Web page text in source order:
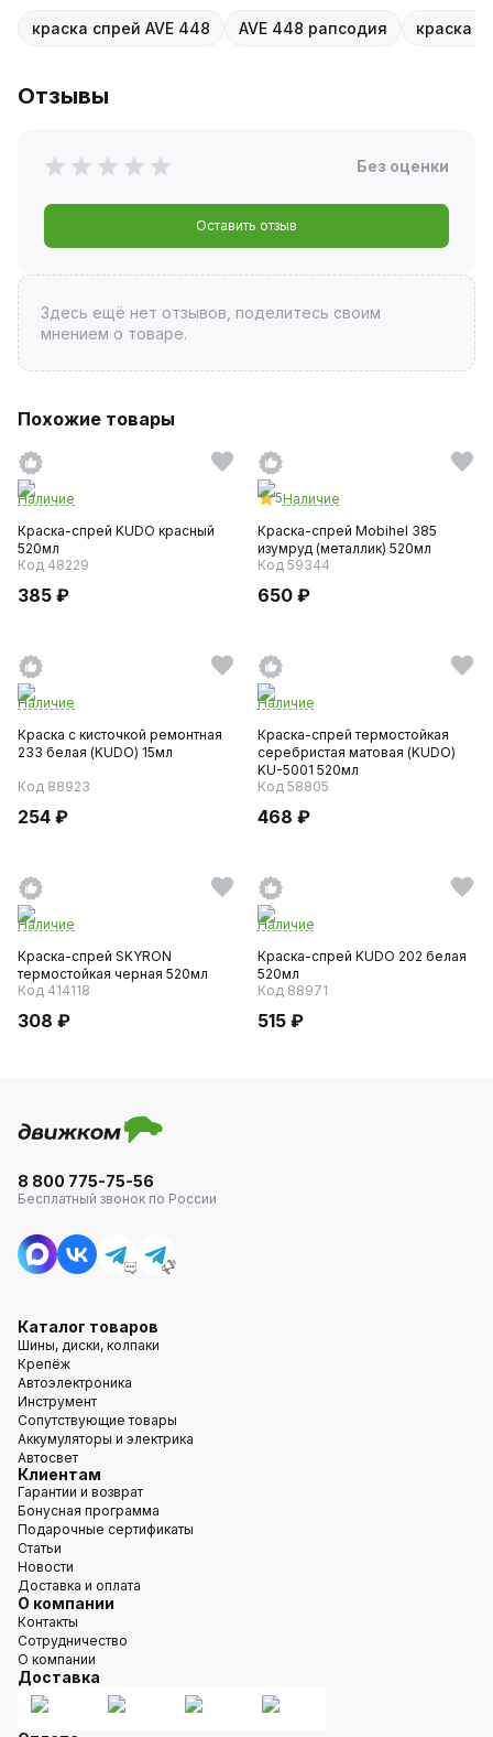
краска спрей AVE 448 AVE 448 рапсодия краска
Отзывы
Без оценки
Оставить отзыв
Здесь ещё нет отзывов, поделитесь своим
мнением о товаре.
Похожие товары
Наличие
Краска-спрей KUDO красный
520мл
Код 48229
385 ₽
5Наличие
Краска-спрей Mobihel 385
изумруд (металлик) 520мл
Код 59344
650 ₽
Наличие
Краска с кисточкой ремонтная
233 белая (KUDO) 15мл
Код 88923
254 ₽
Наличие
Краска-спрей термостойкая
серебристая матовая (KUDO)
KU-5001 520мл
Код 58805
468 ₽
Наличие
Краска-спрей SKYRON
термостойкая черная 520мл
Код 414118
308 ₽
Наличие
Краска-спрей KUDO 202 белая
520мл
Код 88971
515 ₽
8 800 775-75-56
Бесплатный звонок по России
Каталог товаров
Шины, диски, колпаки
Крепёж
Автоэлектроника
Инструмент
Сопутствующие товары
Аккумуляторы и электрика
Автосвет
Клиентам
Гарантии и возврат
Бонусная программа
Подарочные сертификаты
Статьи
Новости
Доставка и оплата
О компании
Контакты
Сотрудничество
О компании
Доставка